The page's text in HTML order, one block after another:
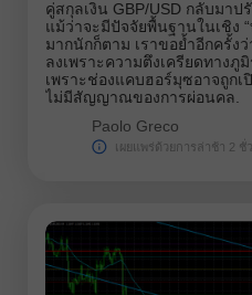
คู่สกุลเงิน GBP/USD กลับมา
แม้ว่าจะมีปัจจัยพื้นฐานในเชิง
มากนักก็ตาม เราขอย้ำอีกครั้ง
ลงเพราะความตึงเครียดทาง
เพราะช่องแคบฮอร์มุซอาจถูก
ไม่มีสัญญาณของการผ่อนคล.
Paolo Greco
เผยแพร่ด้วยการล่าช้า 2 ชั่